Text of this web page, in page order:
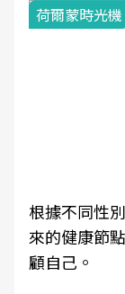
荷爾蒙時光機
根據不同性
來的健康節
顧自己。